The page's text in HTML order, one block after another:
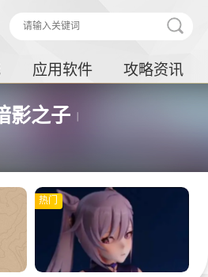
应用软件 攻略资讯
影之子
热门